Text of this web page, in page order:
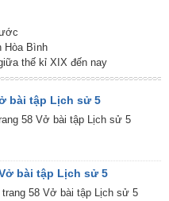
Hòa Bình
thế kỉ XIX đến nay
bài tập Lịch sử 5
58 Vở bài tập Lịch sử 5
bài tập Lịch sử 5
trang 58 Vở bài tập Lịch sử 5